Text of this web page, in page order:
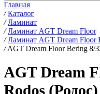
Главная
/ Каталог
/ Ламинат
/ Ламинат AGT Dream Floor
/ Ламинат AGT Dream Floor
/ AGT Dream Floor Bering 8/
AGT Dream
Rodos (Родос)